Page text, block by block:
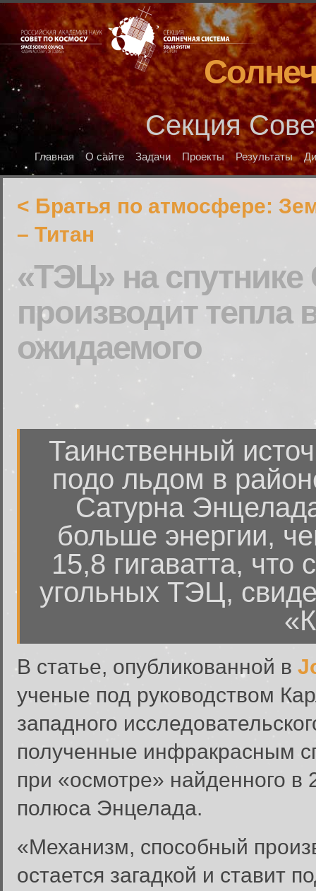
Секция
Главная О сайте Задачи Проекты Результаты
< Братья по атмосфере:
– Титан
«ТЭЦ» на спутнике
производит тепла
ожидаемого
Таинственный
подо льдом в
Сатурна
больше энергии,
15,8 гигаватта, что
угольных ТЭЦ,
В статье, опубликованной в
ученые под руководством
западного
полученные инфракрасным
при «осмотре» найденного в
полюса Энцелада.
«Механизм, способный
остается загадкой и ставит